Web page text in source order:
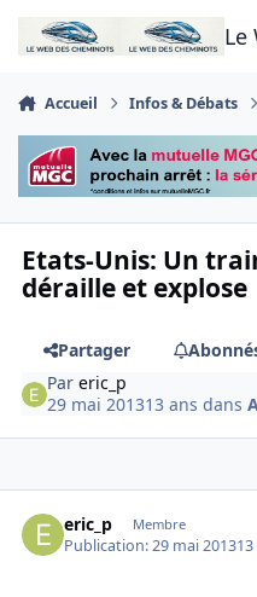
Aller au contenu
Le
Accueil Infos & Débats
Etats-Unis: Un
déraille et explose
Partager
Pareric_p
29 mai 201313 ans dans
eric_p Membre
Publication:29 mai 2013